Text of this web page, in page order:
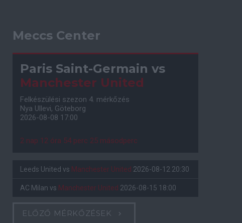
Meccs Center
Paris Saint-Germain vs
Manchester United
Felkészülési szezon 4. mérkőzés
Nya Ullevi, Göteborg
2026-08-08 17:00
2 nap 12 óra 54 perc 24 másodperc
Leeds United vs Manchester United 2026-08-12 20:30
AC Milan vs Manchester United 2026-08-15 18:00
ELŐZŐ MÉRKŐZÉSEK